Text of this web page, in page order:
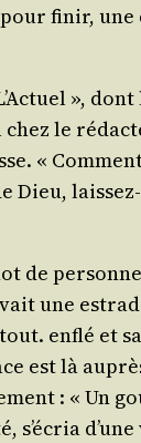
finir,
»,
le
«
Dieu,
de
une
enflé et
là
: « Un